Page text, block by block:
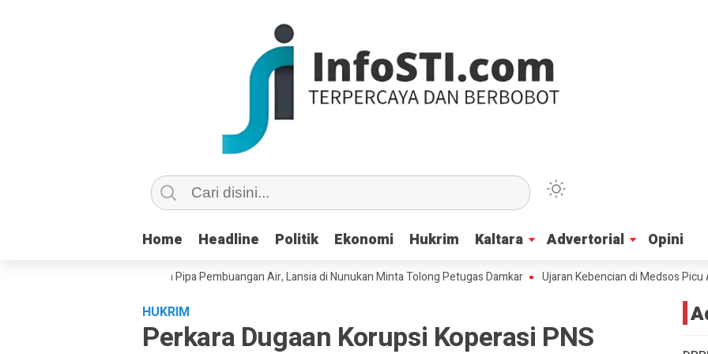
Home Headline Politik Ekonomi Hukrim Kaltara Advertorial Opini
Home Headline Politik Ekonomi Hukrim Kaltara Advertorial Opini
Copot dan Masuk Saluran Pipa Pembuangan Air, Lansia di Nunukan Minta Tolong Petugas Damkar Ujaran Kebencian di Medsos Picu Amarah
HUKRIM
Perkara Dugaan Korupsi Koperasi PNS